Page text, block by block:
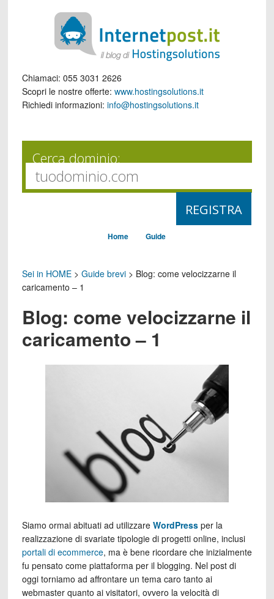
Chiamaci: 055 3031 2626
Scopri le nostre offerte: www.hostingsolutions.it
Richiedi informazioni: info@hostingsolutions.it
Cerca dominio:
Home Guide
Sei in HOME> Guide brevi> Blog: come velocizzarne il
caricamento – 1
Blog: come velocizzarne il
caricamento – 1
Siamo ormai abituati ad utilizzare WordPress per la
realizzazione di svariate tipologie di progetti online, inclusi
portali di ecommerce, ma è bene ricordare che inizialmente
fu pensato come piattaforma per il blogging. Nel post di
oggi torniamo ad affrontare un tema caro tanto ai
webmaster quanto ai visitatori, ovvero la velocità di